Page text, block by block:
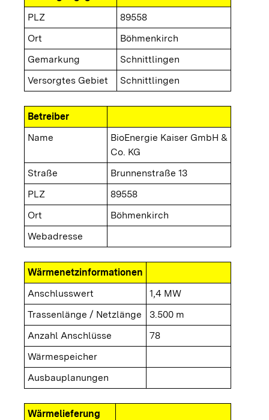
PLZ
89558
Ort
Böhmenkirch
Gemarkung
Schnittlingen
Versorgtes Gebiet
Schnittlingen
Betreiber
Name
BioEnergie Kaiser GmbH &
Co. KG
Straße
Brunnenstraße 13
PLZ
89558
Ort
Böhmenkirch
Webadresse
Wärmenetzinformationen
Anschlusswert
1,4 MW
Trassenlänge / Netzlänge
3.500 m
Anzahl Anschlüsse
78
Wärmespeicher
Ausbauplanungen
Wärmelieferung